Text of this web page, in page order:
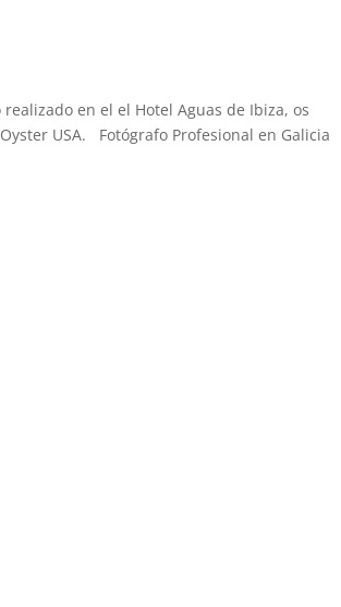
en el el Hotel Aguas de Ibiza, os
USA. Fotógrafo Profesional en Galicia